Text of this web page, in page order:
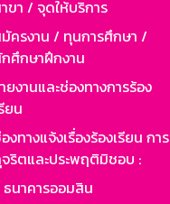
ขา / จุดให้บริการ
ครงาน / ทุนการศึกษา /
ศึกษาฝึกงาน
ยงานและช่องทางการร้อง
ยน
งทางแจ้งเรื่องร้องเรียน การ
ริตและประพฤติมิชอบ :
นาคารออมสิน